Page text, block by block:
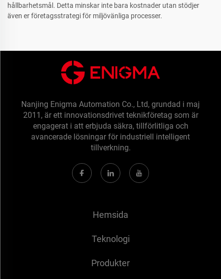
hållbarhetsmål. Detta minskar inte bara kostnader utan stödjer
även er företagsstrategi för miljövänliga processer.
Nanjing Enigma Automation Co., Ltd, grundad i maj
2011, är ett innovationsdrivet teknikföretag som är
engagerat i att erbjuda säkra, tillförlitliga och
avancerade lösningar för industriell intelligent
tillverkning.
Hemsida
Teknologi
Produkter